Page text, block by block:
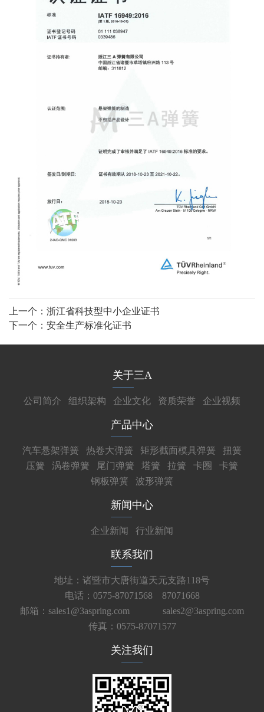
上一个： 浙江省科技型中小企业证书
下一个： 安全生产标准化证书
关于三A
公司简介 组织架构 企业文化 资质荣誉 企业视频
产品中心
汽车悬架弹簧 热卷大弹簧 矩形截面模具弹簧
扭簧
压簧
涡卷弹簧 尾门弹簧 塔簧 拉簧 卡圈
卡簧
钢板弹簧
波形弹簧
新闻中心
企业新闻 行业新闻
联系我们
地址：诸暨市大唐街道天元支路118号
电话：0575-87071568 87071668
邮箱：sales1@3aspring.com
sales2@3aspring.com
传真：0575-87071577
关注我们